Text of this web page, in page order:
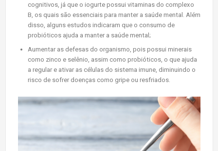
cognitivos, já que o iogurte possui vitaminas do complexo
B, os quais são essenciais para manter a saúde mental. Além
disso, alguns estudos indicaram que o consumo de
probióticos ajuda a manter a saúde mental;
Aumentar as defesas do organismo, pois possui minerais
como zinco e selênio, assim como probióticos, o que ajuda
a regular e ativar as células do sistema imune, diminuindo o
risco de sofrer doenças como gripe ou resfriados.